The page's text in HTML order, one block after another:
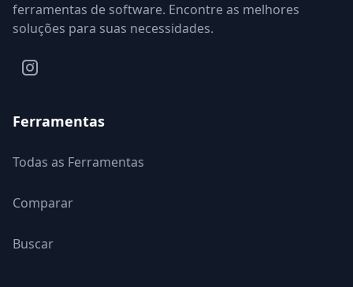
ferramentas de software. Encontre as melhores
soluções para suas necessidades.
Ferramentas
Todas as Ferramentas
Comparar
Buscar